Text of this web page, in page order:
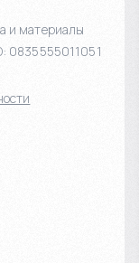
и материалы
0835555011051